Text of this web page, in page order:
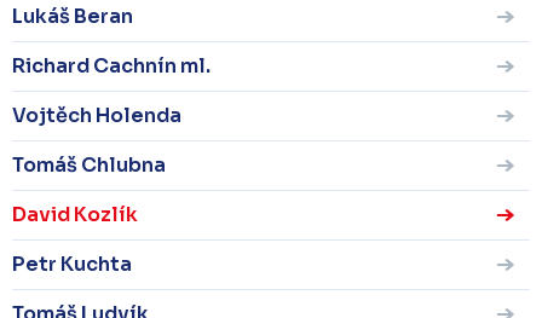
Lukáš Beran
Richard Cachnín ml.
Vojtěch Holenda
Tomáš Chlubna
David Kozlík
Petr Kuchta